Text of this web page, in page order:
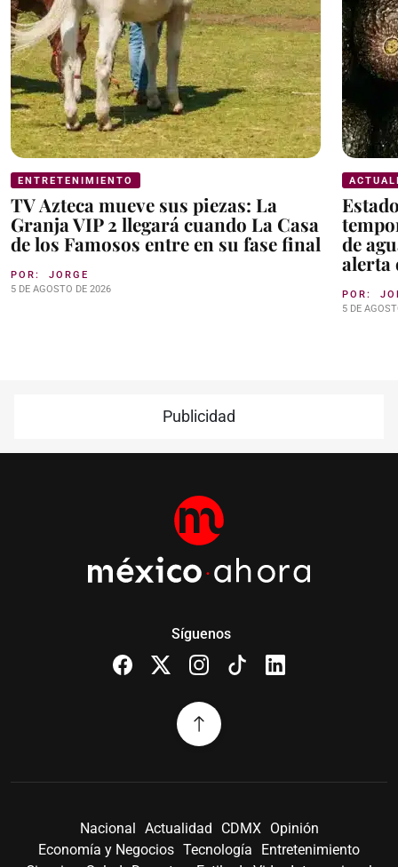
ENTRETENIMIENTO
TV Azteca mueve sus piezas: La
Granja VIP 2 llegará cuando La Casa
de los Famosos entre en su fase final
POR: JORGE
5 DE AGOSTO DE 2026
de
alerta
POR:
5 DE
Publicidad
Síguenos
Nacional Actualidad CDMX
Opinión
Economía y Negocios Tecnología
Entretenimiento